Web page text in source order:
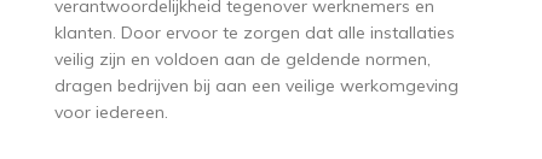
verantwoordelijkheid tegenover werknemers en
klanten. Door ervoor te zorgen dat alle installaties
veilig zijn en voldoen aan de geldende normen,
dragen bedrijven bij aan een veilige werkomgeving
voor iedereen.